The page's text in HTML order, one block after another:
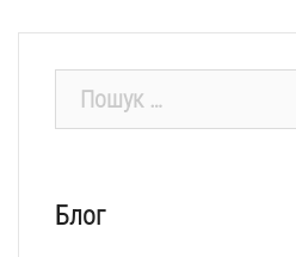
Пошук:
Блог